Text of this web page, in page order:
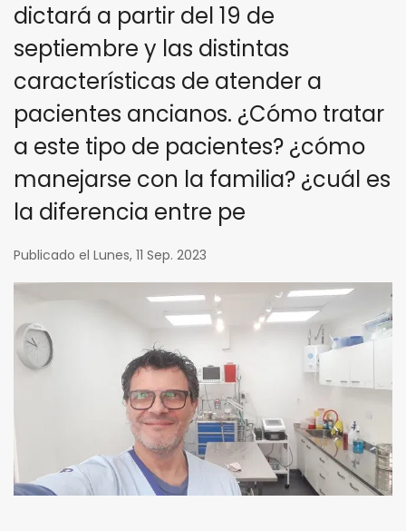
dictará a partir del 19 de
septiembre y las distintas
características de atender a
pacientes ancianos. ¿Cómo tratar
a este tipo de pacientes? ¿cómo
manejarse con la familia? ¿cuál es
la diferencia entre pe
Publicado el Lunes, 11 Sep. 2023